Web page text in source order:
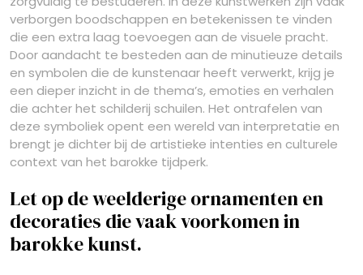
verborgen boodschappen en betekenissen te vinden
die een extra laag toevoegen aan de visuele pracht.
Door aandacht te besteden aan de minutieuze details
en symbolen die de kunstenaar heeft verwerkt, krijg je
een dieper inzicht in de thema’s, emoties en verhalen
die achter het schilderij schuilen. Het ontrafelen van
deze symboliek opent een wereld van interpretatie en
brengt je dichter bij de artistieke intenties en culturele
context van het barokke tijdperk.
Let op de weelderige ornamenten en
decoraties die vaak voorkomen in
barokke kunst.